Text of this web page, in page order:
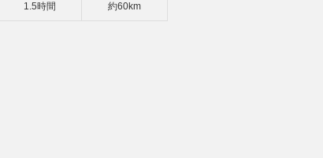
1.5時間 約60km